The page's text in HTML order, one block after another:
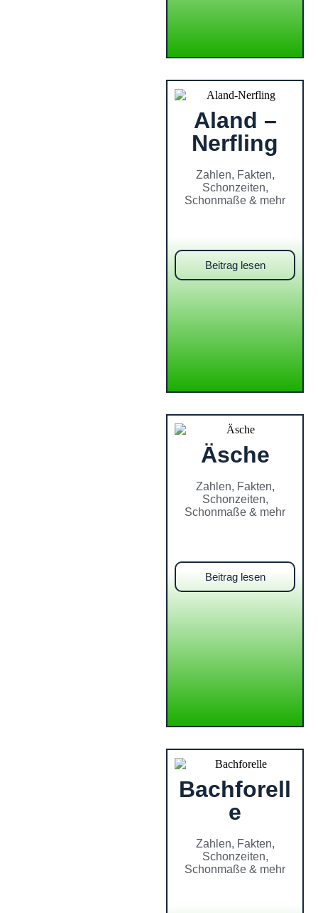
Aland –
Nerfling
Zahlen, Fakten,
Schonzeiten,
Schonmaße & mehr
Beitrag lesen
Äsche
Zahlen, Fakten,
Schonzeiten,
Schonmaße & mehr
Beitrag lesen
Bachforell
e
Zahlen, Fakten,
Schonzeiten,
Schonmaße & mehr